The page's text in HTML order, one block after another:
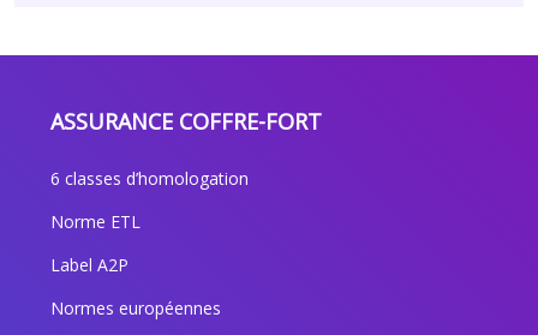
ASSURANCE COFFRE-FORT
6 classes d’homologation
Norme ETL
Label A2P
Normes européennes